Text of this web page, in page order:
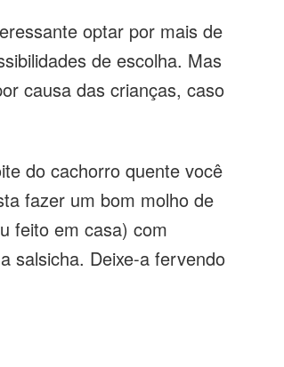
optar por mais de
de escolha. Mas
causa das crianças, caso
do cachorro quente você
fazer um bom molho de
feito em casa) com
salsicha. Deixe-a fervendo